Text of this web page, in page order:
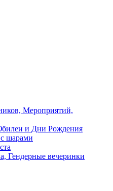
Мероприятий,
и Дни Рождения
шарами
Гендерные вечеринки